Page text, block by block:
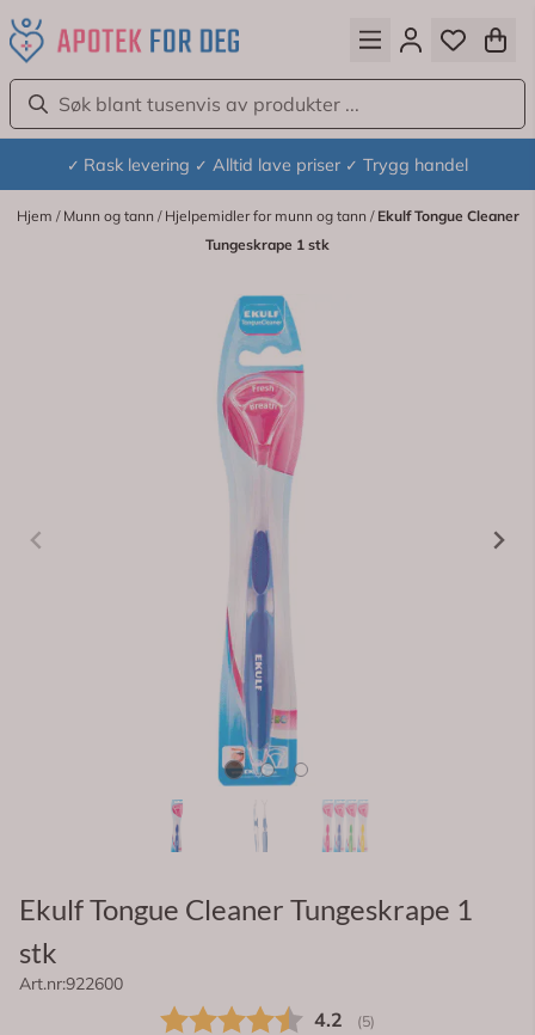
Hopp til innhold
✓ Rask levering ✓ Alltid lave priser ✓ Trygg handel
Hjem / Munn og tann / Hjelpemidler for munn og tann / Ekulf Tongue Cleaner
Tungeskrape 1 stk
Ekulf Tongue Cleaner Tungeskrape 1
stk
Art.nr:922600
Gjennomsnittskarakter:
4.2 (stemmer:
5)